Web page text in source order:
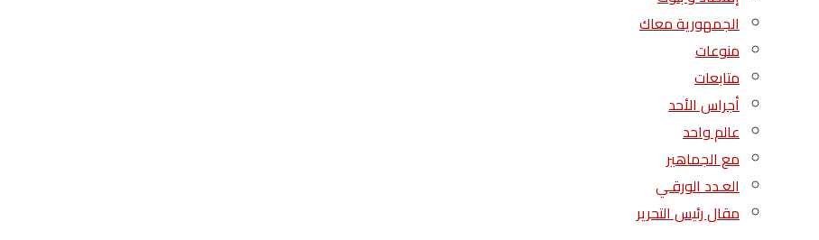
الجمهورية معاك
منوعات
متابعات
أجراس الأحد
عالم واحد
مع الجماهير
العـدد الورقـي
مقال رئيس التحرير